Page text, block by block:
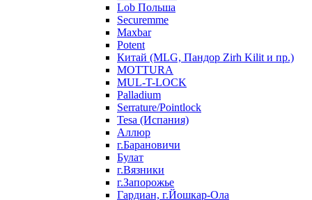
Lob Польша
Securemme
Maxbar
Potent
Китай (MLG, Пандор Zirh Kilit и пр.)
MOTTURA
MUL-T-LOCK
Palladium
Serrature/Pointlock
Tesa (Испания)
Аллюр
г.Барановичи
Булат
г.Вязники
г.Запорожье
Гардиан, г.Йошкар-Ола